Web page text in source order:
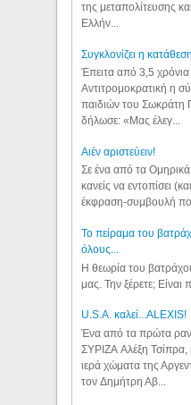
της μεταπολίτευσης
Ελλήν...
Συγκλονίζει η
Έπειτα από 3,5
Αντιτρομοκρατική η
παιδιών του Σωκράτη
δήλωσε: «Μας έλεγ...
Aιέν αριστεύειν!
Σε ένα από τα Ομηρικά
κανείς να εντοπίσει
έκφραση-συμβουλή
Το πείραμα του
όλους...
Η θεωρία του βατράχου
μας. Την ξέρετε; Είναι
U.S.A. καλεί...ALEXIS!
Ένα από τα πρώτα
ΣΥΡΙΖΑ Αλέξη Τσίπρα,
ιερά χώματα της
τον Δημήτρη Αβ...